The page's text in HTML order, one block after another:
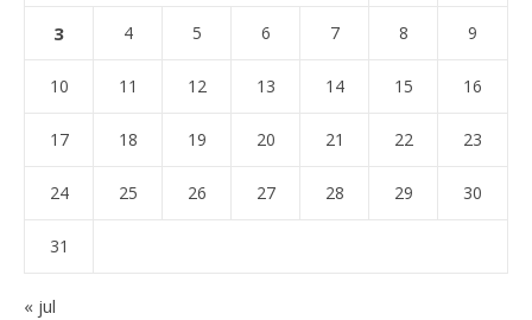
3 4 5 6 7 8 9
10 11 12 13 14 15 16
17 18 19 20 21 22 23
24 25 26 27 28 29 30
31
« jul